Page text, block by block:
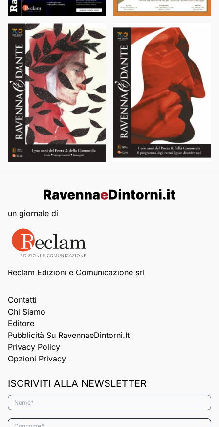
un giornale di
Reclam Edizioni e Comunicazione srl
Contatti
Chi Siamo
Editore
Pubblicità Su RavennaeDintorni.it
Privacy Policy
Opzioni Privacy
ISCRIVITI ALLA NEWSLETTER
Nome*
Cognome*